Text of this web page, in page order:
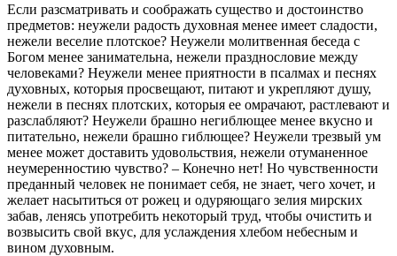
Если разсматривать и соображать существо и достоинство
предметов: неужели радость духовная менее имеет сладости,
нежели веселие плотское? Неужели молитвенная беседа с
Богом менее занимательна, нежели празднословие между
человеками? Неужели менее приятности в псалмах и песнях
духовных, которыя просвещают, питают и укрепляют душу,
нежели в песнях плотских, которыя ее омрачают, растлевают и
разслабляют? Неужели брашно негиблющее менее вкусно и
питательно, нежели брашно гиблющее? Неужели трезвый ум
менее может доставить удовольствия, нежели отуманенное
неумеренностию чувство? – Конечно нет! Но чувственности
преданный человек не понимает себя, не знает, чего хочет, и
желает насытиться от рожец и одуряющаго зелия мирских
забав, ленясь употребить некоторый труд, чтобы очистить и
возвысить свой вкус, для услаждения хлебом небесным и
вином духовным.